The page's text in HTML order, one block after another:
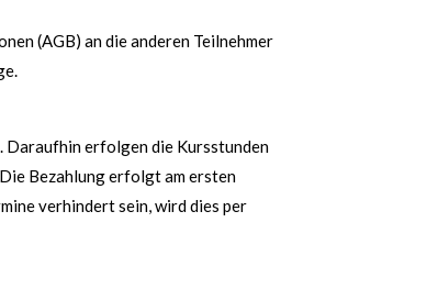
(AGB) an die anderen Teilnehmer
Daraufhin erfolgen die Kursstunden
Bezahlung erfolgt am ersten
verhindert sein, wird dies per